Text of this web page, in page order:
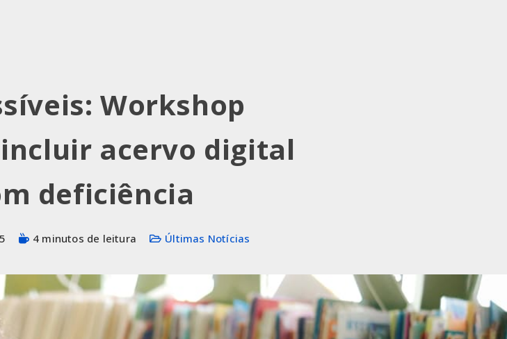
Workshop
acervo digital
deficiência
4 minutos de leitura Últimas Notícias